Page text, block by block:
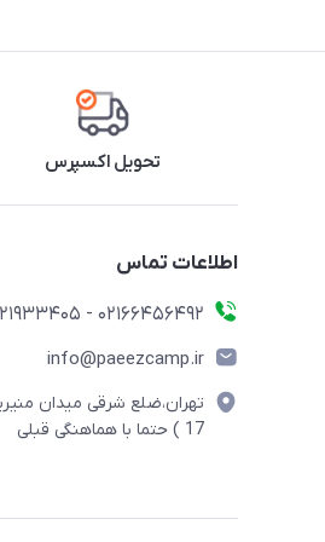
تحویل اکسپرس
اطلاعات تماس
02166456492 - 09121933405
info@paeezcamp.ir
17 ) حتما با هماهنگی قبلی